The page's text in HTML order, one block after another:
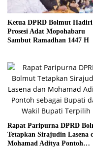
Ketua DPRD Bolmut Hadiri
Prosesi Adat Mopohabaru
Sambut Ramadhan 1447 H
Rapat Paripurna DPRD
Tetapkan Sirajudin Lasena
Mohamad Aditya Pontoh